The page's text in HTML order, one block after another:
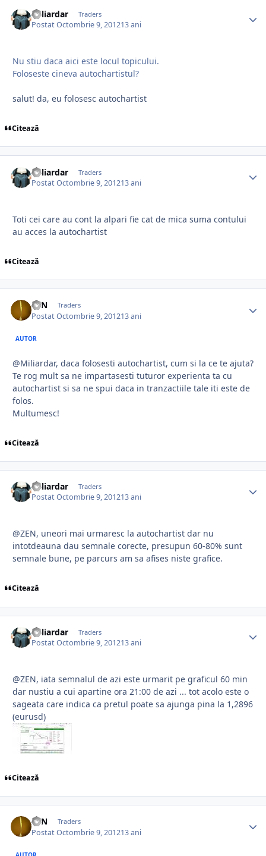
Miliardar Traders
PostatOctombrie 9, 201213 ani
Nu stiu daca aici este locul topicului.
Foloseste cineva autochartistul?
salut! da, eu folosesc autochartist
Citează
Miliardar Traders
PostatOctombrie 9, 201213 ani
Toti cei care au cont la alpari fie cat de mica suma contului
au acces la autochartist
Citează
ZEN Traders
PostatOctombrie 9, 201213 ani
AUTOR
@Miliardar, daca folosesti autochartist, cum si la ce te ajuta?
Te rog mult sa ne impartasesti tuturor experienta ta cu
autochartist si sa ne spui daca in tranzactiile tale iti este de
folos.
Multumesc!
Citează
Miliardar Traders
PostatOctombrie 9, 201213 ani
@ZEN, uneori mai urmaresc la autochartist dar nu
intotdeauna dau semnale corecte, presupun 60-80% sunt
semnale bune, pe parcurs am sa afises niste grafice.
Citează
Miliardar Traders
PostatOctombrie 9, 201213 ani
@ZEN, iata semnalul de azi este urmarit pe graficul 60 min
dar nustiu a cui apartine ora 21:00 de azi ... tot acolo este o
sageata care indica ca pretul poate sa ajunga pina la 1,2896
(eurusd)
Citează
ZEN Traders
PostatOctombrie 9, 201213 ani